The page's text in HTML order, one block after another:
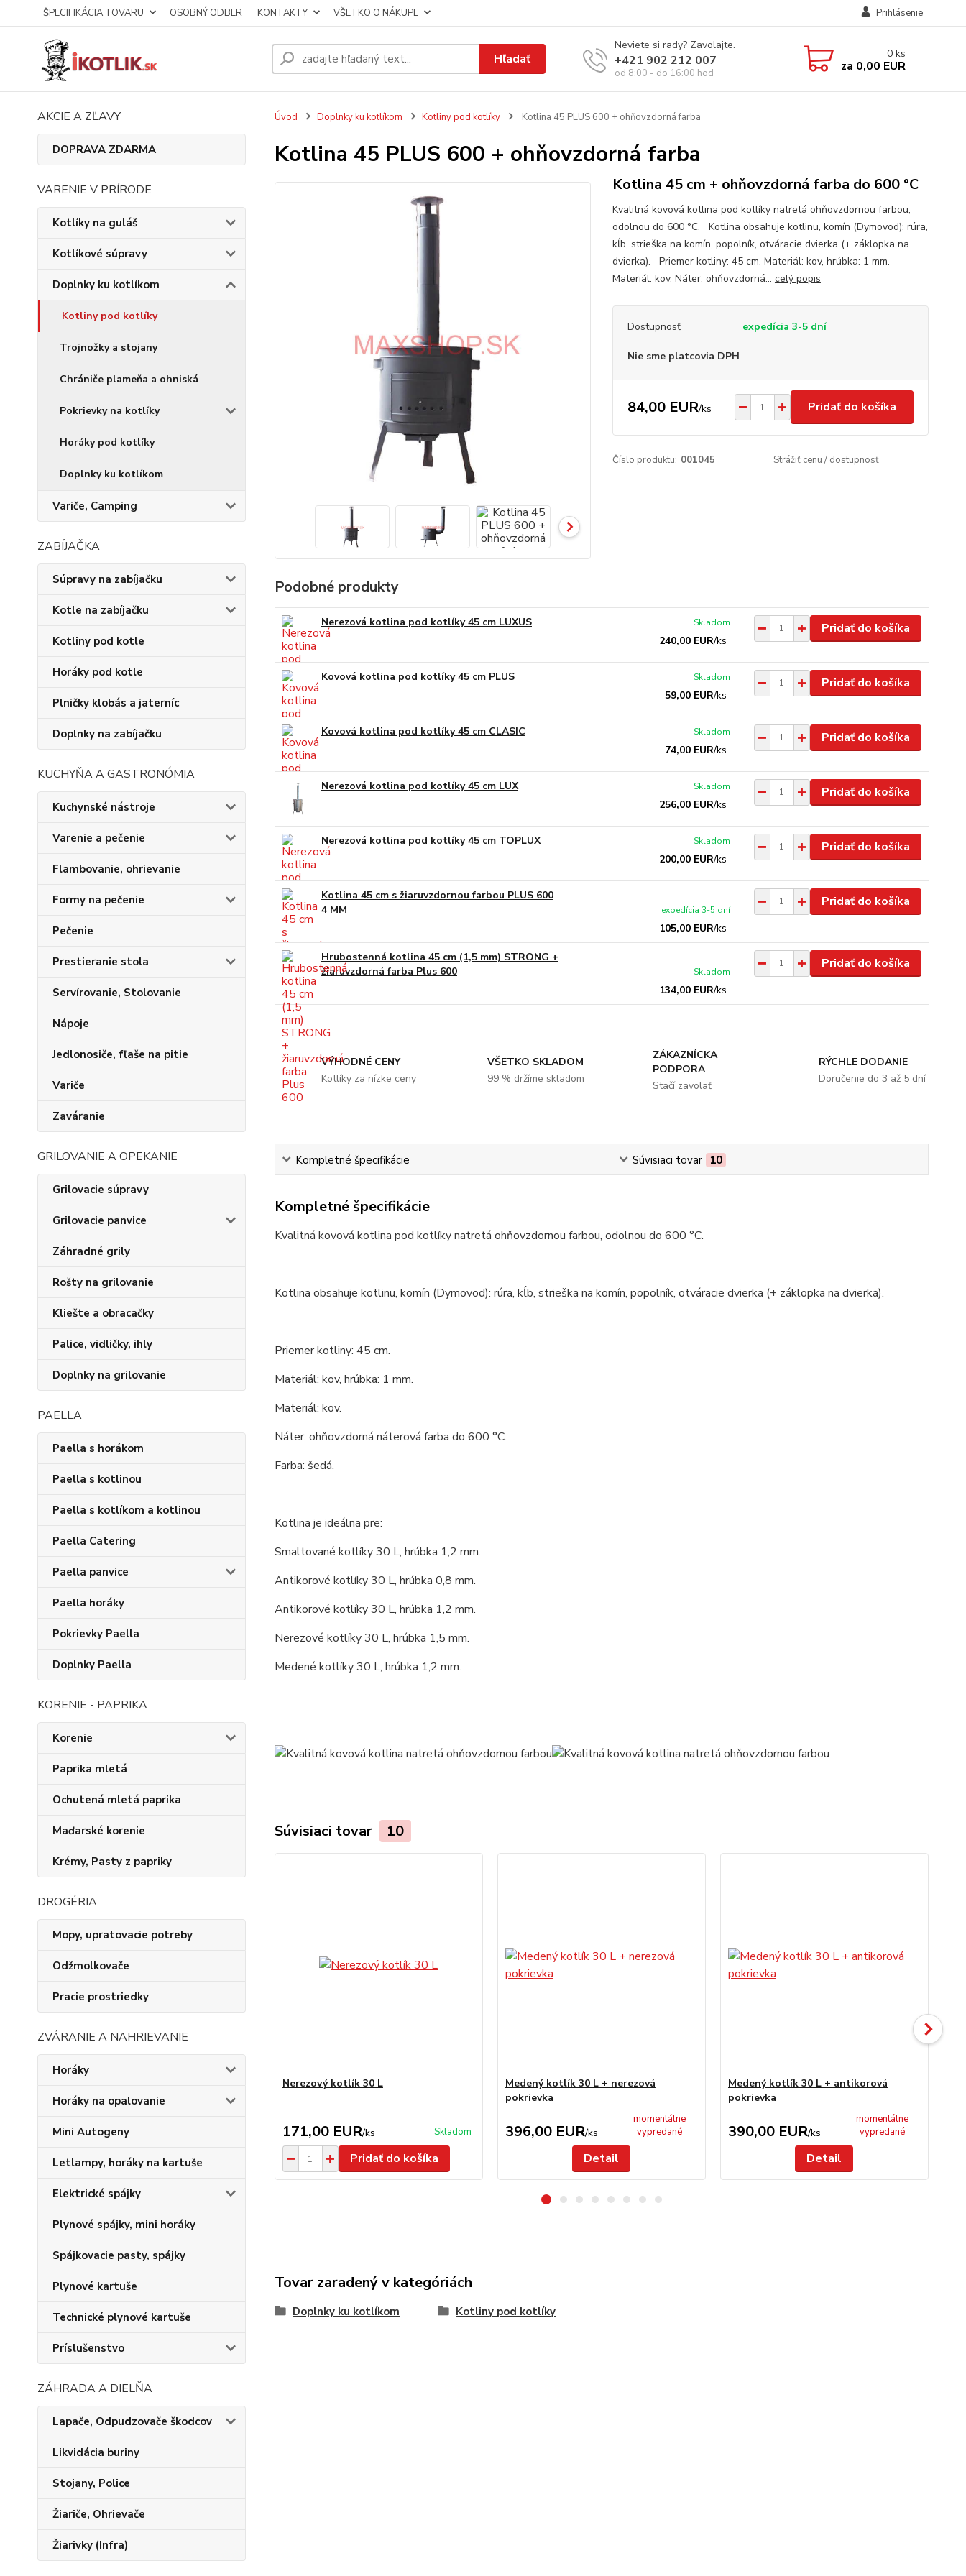
ŠPECIFIKÁCIA TOVARU OSOBNÝ ODBER KONTAKTY VŠETKO O NÁKUPE Prihlásenie
Hľadať
Neviete si rady? Zavolajte.
+421 902 212 007
od 8:00 - do 16:00 hod
0 ks
za 0,00 EUR
AKCIE A ZĽAVY
DOPRAVA ZDARMA
VARENIE V PRÍRODE
Kotlíky na guláš
Kotlíkové súpravy
Doplnky ku kotlíkom
Kotliny pod kotlíky
Trojnožky a stojany
Chrániče plameňa a ohniská
Pokrievky na kotlíky
Horáky pod kotlíky
Doplnky ku kotlíkom
Variče, Camping
ZABÍJAČKA
Súpravy na zabíjačku
Kotle na zabíjačku
Kotliny pod kotle
Horáky pod kotle
Plničky klobás a jaterníc
Doplnky na zabíjačku
KUCHYŇA A GASTRONÓMIA
Kuchynské nástroje
Varenie a pečenie
Flambovanie, ohrievanie
Formy na pečenie
Pečenie
Prestieranie stola
Servírovanie, Stolovanie
Nápoje
Jedlonosiče, fľaše na pitie
Variče
Zaváranie
GRILOVANIE A OPEKANIE
Grilovacie súpravy
Grilovacie panvice
Záhradné grily
Rošty na grilovanie
Kliešte a obracačky
Palice, vidličky, ihly
Doplnky na grilovanie
PAELLA
Paella s horákom
Paella s kotlinou
Paella s kotlíkom a kotlinou
Paella Catering
Paella panvice
Paella horáky
Pokrievky Paella
Doplnky Paella
KORENIE - PAPRIKA
Korenie
Paprika mletá
Ochutená mletá paprika
Maďarské korenie
Krémy, Pasty z papriky
DROGÉRIA
Mopy, upratovacie potreby
Odžmolkovače
Pracie prostriedky
ZVÁRANIE A NAHRIEVANIE
Horáky
Horáky na opalovanie
Mini Autogeny
Letlampy, horáky na kartuše
Elektrické spájky
Plynové spájky, mini horáky
Spájkovacie pasty, spájky
Plynové kartuše
Technické plynové kartuše
Príslušenstvo
ZÁHRADA A DIELŇA
Lapače, Odpudzovače škodcov
Likvidácia buriny
Stojany, Police
Žiariče, Ohrievače
Žiarivky (Infra)
Úvod Doplnky ku kotlíkom Kotliny pod kotlíky Kotlina 45 PLUS 600 + ohňovzdorná farba
Kotlina 45 PLUS 600 + ohňovzdorná farba
Kotlina 45 cm + ohňovzdorná farba do 600 °C
Kvalitná kovová kotlina pod kotlíky natretá ohňovzdornou farbou,
odolnou do 600 °C. Kotlina obsahuje kotlinu, komín (Dymovod): rúra,
kĺb, strieška na komín, popolník, otváracie dvierka (+ záklopka na
dvierka). Priemer kotliny: 45 cm. Materiál: kov, hrúbka: 1 mm.
Materiál: kov. Náter: ohňovzdorná... celý popis
Dostupnosť expedícia 3-5 dní
Nie sme platcovia DPH
84,00 EUR/ks Pridať do košíka
Číslo produktu: 001045 Strážiť cenu / dostupnosť
Podobné produkty
Nerezová kotlina pod kotlíky 45 cm LUXUS
240,00 EUR/ks
Skladom Pridať do košíka
Kovová kotlina pod kotlíky 45 cm PLUS
59,00 EUR/ks
Skladom Pridať do košíka
Kovová kotlina pod kotlíky 45 cm CLASIC
74,00 EUR/ks
Skladom Pridať do košíka
Nerezová kotlina pod kotlíky 45 cm LUX
256,00 EUR/ks
Skladom Pridať do košíka
Nerezová kotlina pod kotlíky 45 cm TOPLUX
200,00 EUR/ks
Skladom Pridať do košíka
Kotlina 45 cm s žiaruvzdornou farbou PLUS 600
4 MM
105,00 EUR/ks
expedícia 3-5 dní
Pridať do košíka
Hrubostenná kotlina 45 cm (1,5 mm) STRONG +
žiaruvzdorná farba Plus 600
134,00 EUR/ks
Skladom
Pridať do košíka
VÝHODNÉ CENY
Kotlíky za nízke ceny
VŠETKO SKLADOM
99 % držíme skladom
ZÁKAZNÍCKA
PODPORA
Stačí zavolať
RÝCHLE DODANIE
Doručenie do 3 až 5 dní
Kompletné špecifikácie Súvisiaci tovar 10
Kompletné špecifikácie
Kvalitná kovová kotlina pod kotlíky natretá ohňovzdornou farbou, odolnou do 600 °C.
Kotlina obsahuje kotlinu, komín (Dymovod): rúra, kĺb, strieška na komín, popolník, otváracie dvierka (+ záklopka na dvierka).
Priemer kotliny: 45 cm.
Materiál: kov, hrúbka: 1 mm.
Materiál: kov.
Náter: ohňovzdorná náterová farba do 600 °C.
Farba: šedá.
Kotlina je ideálna pre:
Smaltované kotlíky 30 L, hrúbka 1,2 mm.
Antikorové kotlíky 30 L, hrúbka 0,8 mm.
Antikorové kotlíky 30 L, hrúbka 1,2 mm.
Nerezové kotlíky 30 L, hrúbka 1,5 mm.
Medené kotlíky 30 L, hrúbka 1,2 mm.
Súvisiaci tovar 10
Nerezový kotlík 30 L
171,00 EUR/ks Skladom
Pridať do košíka
Medený kotlík 30 L + nerezová
pokrievka
396,00 EUR/ks
momentálne
vypredané
Detail
Medený kotlík 30 L + antikorová
pokrievka
390,00 EUR/ks
momentálne
vypredané
Detail
Tovar zaradený v kategóriách
Doplnky ku kotlíkom Kotliny pod kotlíky